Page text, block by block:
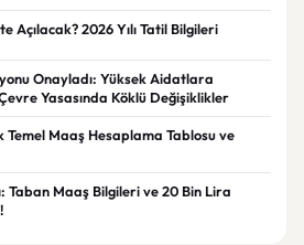
Açılacak? 2026 Yılı Tatil Bilgileri
Onayladı: Yüksek Aidatlara
Yasasında Köklü Değişiklikler
Temel Maaş Hesaplama Tablosu ve
Taban Maaş Bilgileri ve 20 Bin Lira